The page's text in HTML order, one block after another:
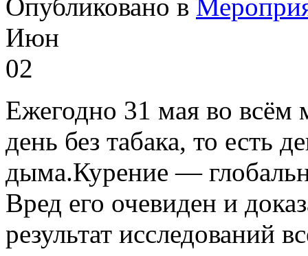
Опубликовано в
Июн
02
Ежегодно 31 мая во всём
день без табака, то есть
дыма.Курение —
Вред его очевиден и
результат исследований